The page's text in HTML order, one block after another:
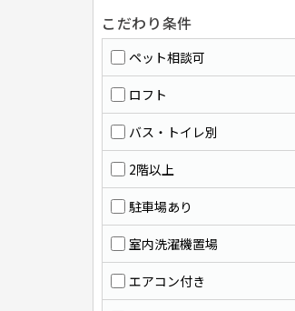
こだわり条件
ペット相談可
ロフト
バス・トイレ別
2階以上
駐車場あり
室内洗濯機置場
エアコン付き